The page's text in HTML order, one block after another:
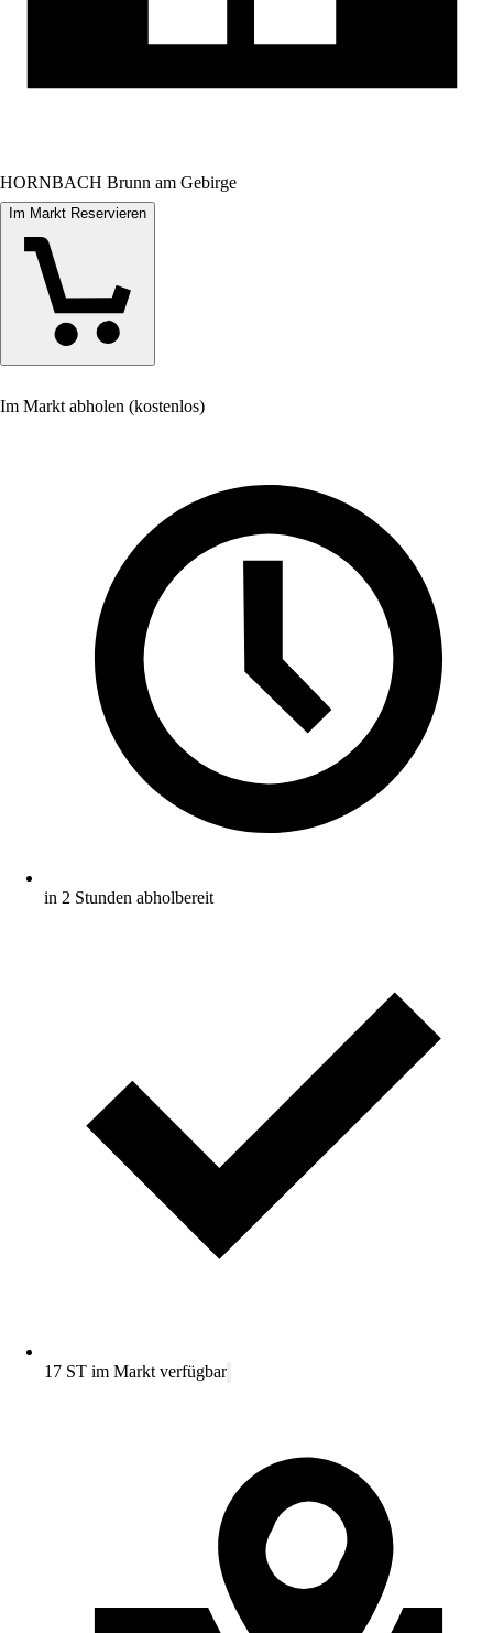
HORNBACH Brunn am Gebirge
Im Markt Reservieren
Im Markt abholen (kostenlos)
in 2 Stunden abholbereit
17 ST im Markt verfügbar